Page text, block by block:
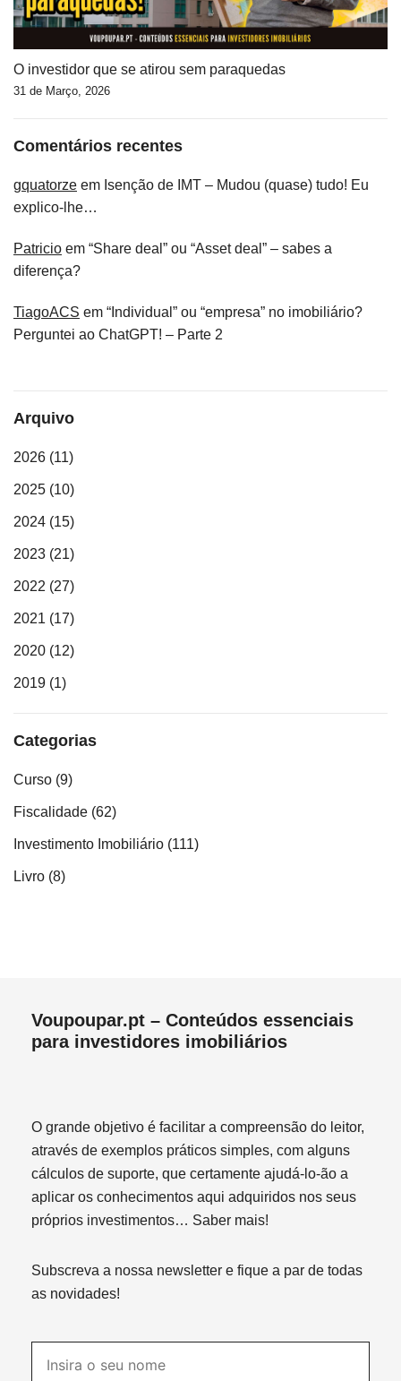
O investidor que se atirou sem paraquedas
31 de Março, 2026
Comentários recentes
gquatorze em Isenção de IMT – Mudou (quase) tudo! Eu
explico-lhe…
Patricio em “Share deal” ou “Asset deal” – sabes a
diferença?
TiagoACS em “Individual” ou “empresa” no imobiliário?
Perguntei ao ChatGPT! – Parte 2
Arquivo
2026 (11)
2025 (10)
2024 (15)
2023 (21)
2022 (27)
2021 (17)
2020 (12)
2019 (1)
Categorias
Curso (9)
Fiscalidade (62)
Investimento Imobiliário (111)
Livro (8)
Voupoupar.pt – Conteúdos essenciais
para investidores imobiliários
O grande objetivo é facilitar a compreensão do leitor,
através de exemplos práticos simples, com alguns
cálculos de suporte, que certamente ajudá-lo-ão a
aplicar os conhecimentos aqui adquiridos nos seus
próprios investimentos… Saber mais!
Subscreva a nossa newsletter e fique a par de todas
as novidades!